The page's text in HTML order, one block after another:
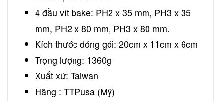
4 đầu vít bake: PH2 x 35 mm, PH3 x 35
mm, PH2 x 80 mm, PH3 x 80 mm.
Kích thước đóng gói: 20cm x 11cm x 6cm
Trọng lượng: 1360g
Xuất xứ: Taiwan
Hãng : TTPusa (Mỹ)